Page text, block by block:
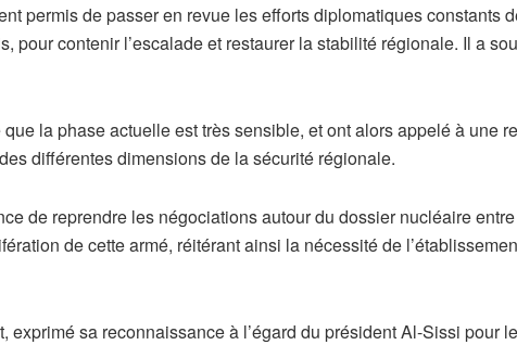
permis de passer en revue les efforts diplomatiques constants
pour contenir l’escalade et restaurer la stabilité régionale. Il a
que la phase actuelle est très sensible, et ont alors appelé à une
différentes dimensions de la sécurité régionale.
de reprendre les négociations autour du dossier nucléaire
de cette armé, réitérant ainsi la nécessité de
exprimé sa reconnaissance à l’égard du président Al-Sissi pour